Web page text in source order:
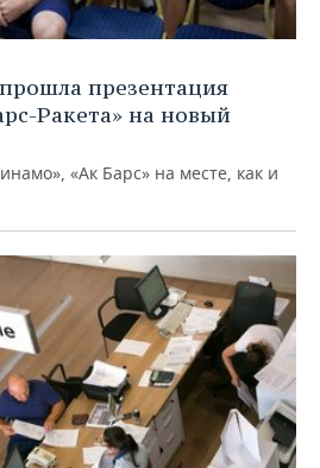
презентация
Ракета» на новый
«Ак Барс» на месте, как и